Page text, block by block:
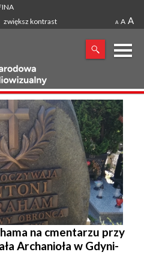
zwiększ kontrast
A A A
X
FRAZA
na cmentarzu przy
Archanioła w Gdyni-